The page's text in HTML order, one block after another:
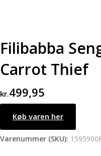
Filibabba
Carrot Thief
kr.499,95
Køb varen her
Varenummer (SKU):